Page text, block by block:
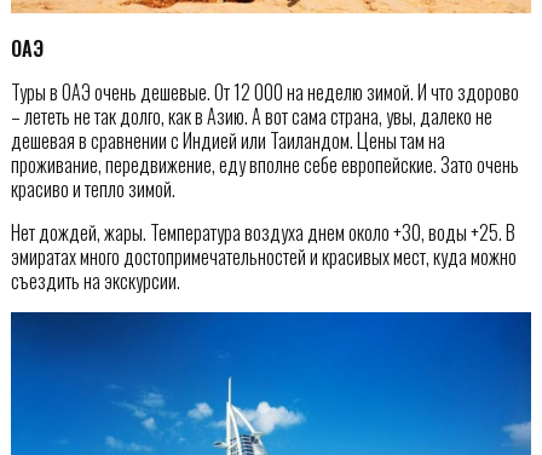
ОАЭ
Туры в ОАЭ очень дешевые. От 12 000 на неделю зимой. И что здорово
– лететь не так долго, как в Азию. А вот сама страна, увы, далеко не
дешевая в сравнении с Индией или Таиландом. Цены там на
проживание, передвижение, еду вполне себе европейские. Зато очень
красиво и тепло зимой.
Нет дождей, жары. Температура воздуха днем около +30, воды +25. В
эмиратах много достопримечательностей и красивых мест, куда можно
съездить на экскурсии.